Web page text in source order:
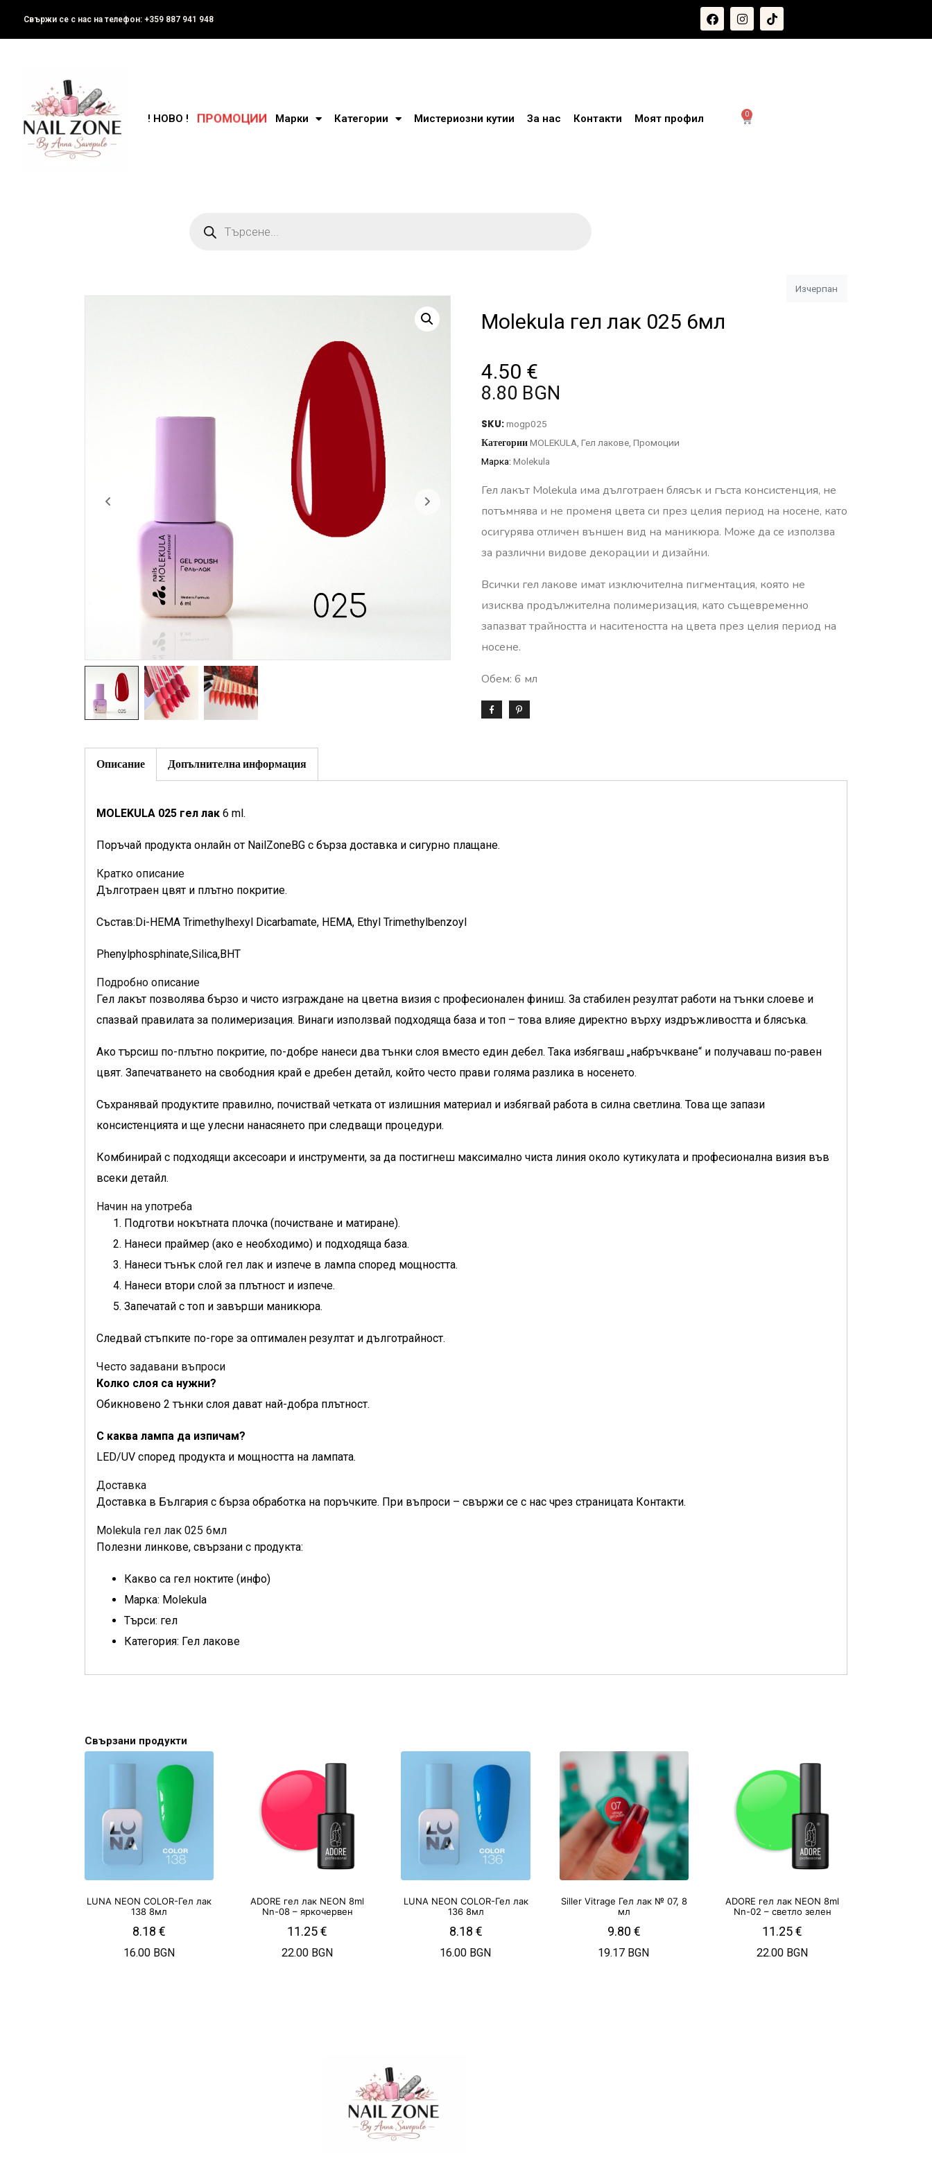
Свържи се с нас на телефон: +359 887 941 948
0
! НОВО ! ПРОМОЦИИ Марки Категории Мистериозни кутии За нас Контакти Моят профил
Изчерпан
Molekula гел лак 025 6мл
4.50 €
8.80 BGN
SKU:mogp025
КатегорииMOLEKULA Гел лакове Промоции
Марка: Molekula
Гел лакът Molekula има дълготраен блясък и гъста консистенция, не
потъмнява и не променя цвета си през целия период на носене, като
осигурява отличен външен вид на маникюра. Може да се използва
за различни видове декорации и дизайни.
Всички гел лакове имат изключителна пигментация, която не
изисква продължителна полимеризация, като същевременно
запазват трайността и наситеността на цвета през целия период на
носене.
Обем: 6 мл
Описание Допълнителна информация
MOLEKULA 025 гел лак 6 ml.
Поръчай продукта онлайн от NailZoneBG с бърза доставка и сигурно плащане.
Кратко описание
Дълготраен цвят и плътно покритие.
Състав:Di-HEMA Trimethylhexyl Dicarbamate, HEMA, Ethyl Trimethylbenzoyl
Phenylphosphinate,Silica,BHT
Подробно описание
Гел лакът позволява бързо и чисто изграждане на цветна визия с професионален финиш. За стабилен резултат работи на тънки слоеве и
спазвай правилата за полимеризация. Винаги използвай подходяща база и топ – това влияе директно върху издръжливостта и блясъка.
Ако търсиш по-плътно покритие, по-добре нанеси два тънки слоя вместо един дебел. Така избягваш „набръчкване“ и получаваш по-равен
цвят. Запечатването на свободния край е дребен детайл, който често прави голяма разлика в носенето.
Съхранявай продуктите правилно, почиствай четката от излишния материал и избягвай работа в силна светлина. Това ще запази
консистенцията и ще улесни нанасянето при следващи процедури.
Комбинирай с подходящи аксесоари и инструменти, за да постигнеш максимално чиста линия около кутикулата и професионална визия във
всеки детайл.
Начин на употреба
Подготви нокътната плочка (почистване и матиране).
Нанеси праймер (ако е необходимо) и подходяща база.
Нанеси тънък слой гел лак и изпече в лампа според мощността.
Нанеси втори слой за плътност и изпече.
Запечатай с топ и завърши маникюра.
Следвай стъпките по-горе за оптимален резултат и дълготрайност.
Често задавани въпроси
Колко слоя са нужни?
Обикновено 2 тънки слоя дават най-добра плътност.
С каква лампа да изпичам?
LED/UV според продукта и мощността на лампата.
Доставка
Доставка в България с бърза обработка на поръчките. При въпроси – свържи се с нас чрез страницата Контакти.
Molekula гел лак 025 6мл
Полезни линкове, свързани с продукта:
Какво са гел ноктите (инфо)
Марка: Molekula
Търси: гел
Категория: Гел лакове
Свързани продукти
LUNA NEON COLOR-Гел лак
138 8мл
8.18€
16.00 BGN
ADORE гел лак NEON 8ml
Nn-08 – яркочервен
11.25€
22.00 BGN
LUNA NEON COLOR-Гел лак
136 8мл
8.18 €
16.00 BGN
Siller Vitrage Гел лак № 07, 8
мл
9.80 €
19.17 BGN
ADORE гел лак NEON 8ml
Nn-02 – светло зелен
11.25€
22.00 BGN